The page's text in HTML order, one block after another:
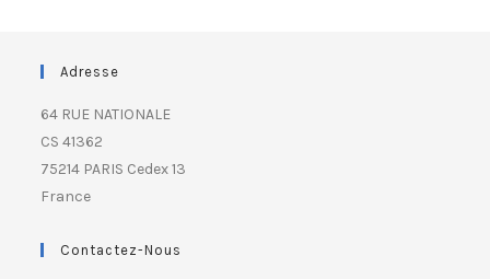
Adresse
64 RUE NATIONALE
CS 41362
75214 PARIS Cedex 13
France
Contactez-Nous